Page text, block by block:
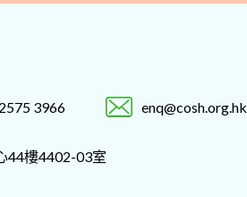
3966 enq@cosh.org.hk
44樓4402-03室